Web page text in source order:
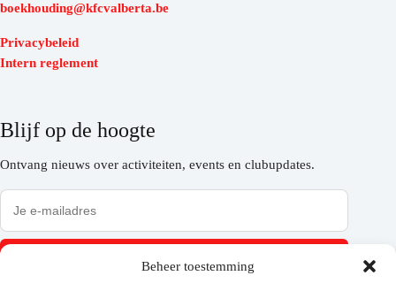
Beheer toestemming
boekhouding@kfcvalberta.be
Privacybeleid
Intern reglement
Blijf op de hoogte
Ontvang nieuws over activiteiten, events en clubupdates.
Inschrijven